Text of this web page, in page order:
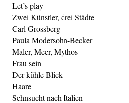
Let’s play
Zwei Künstler, drei Städte
Carl Grossberg
Paula Modersohn-Becker
Maler, Meer, Mythos
Frau sein
Der kühle Blick
Haare
Sehnsucht nach Italien